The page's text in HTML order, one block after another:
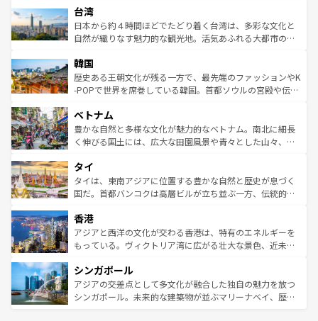
ならではの贅沢な旅のスタイルだ。 なお、新着のアメリカ
情報はコンテンツ一覧を参照してほしい。
れるおもてなしの心で訪れる人々を迎えてくれるハワイの
人々、おいしいローカルフードやハワイアンミュージッ
ク、伝統的なフラダンスなど、すべてがハワイの魅力を彩
ワイを、存分に味わってほしい。 なお、新着のハワイ情報
はコンテンツ一覧を参照してほしい。
リアリーフや大陸中央部にそびえるウルル（エアーズロッ
ク）、タスマニアの美しい原生林やケアンズの熱帯雨林な
ど、見どころがたくさん。また、カフェやワイン、オージ
いる。アクティビティも充実しており、サーフィンやダイ
ビング、ハイキングなど、アウトドア好きにはたまらな
い。オーストラリアの多彩な魅力を存分に味わいつくそ
参照してほしい。
台湾
日本から約４時間ほどでたどり着く台湾は、多彩な文化と
自然が織りなす魅力的な観光地。活気あふれる大都市の台
ン）、静ひつな山岳地帯である台湾東部など、都市の喧騒
と山間の静けさが共存しており、訪れる人に新しい発見と
驚きをもたらしてくれる。また、奥深い台湾の食文化も魅
容にもいいと評判のスイーツなど、バラエティ豊かな料理
が味わえる。 なお、新着の台湾情報は コンテンツ一覧を参
照してほしい。
韓国
歴史ある王朝文化が残る一方で、最先端のファッションやK
-POPで世界を席巻している韓国。首都ソウルの宮殿や伝統
き、地方に足を延ばせば四季折々の自然美を楽しむことが
できる。そして、キムチや焼肉、絶品のストリートフード
まで、さまざまな韓国料理が待っている。夜には、韓国な
リティに包まれながら、韓国の多彩な魅力を心ゆくまで味
わってみてほしい。 なお、新着の韓国情報はコンテンツ一
覧を参照してほしい。
ベトナム
豊かな自然と多様な文化が魅力的なベトナム。南北に細長
く伸びる国土には、広大な田園風景や青々とした山々、世
急速な発展と共に伝統が息づく。ハノイの古い町並みやホ
ーチミン市のフランス統治時代の建物も、独特の雰囲気を
醸し出している。また、バラエティの豊かさとおいしさで
とつ。フォーやバインミー、ベトナムコーヒーなどは、ぜ
ひ現地で味わいたい。どの地域を訪れてもあたたかい人々
が旅行者を迎えてくれるので、きっと忘れられない旅にな
参照してほしい。
タイ
タイは、東南アジアに位置する豊かな自然と歴史が息づく
国だ。首都バンコクは高層ビルが立ち並ぶ一方、伝統的な
の活気が交差している。北部ではチェンマイなどの山岳地
帯で自然と触れ合い、南部ではプーケットやクラビの美し
いビーチでリゾート気分を楽しむことができる。タイ料理
激する。気候は一年中温暖で、どの季節にも異なる楽しみ
が待っている。親しみやすいタイの人々、仏教を中心とし
た文化、そして多様な観光資源が、訪れる旅人を魅了し続
香港
アジアと西洋の文化が交わる香港は、特有のエネルギーを
もっている。ヴィクトリア湾に広がる壮大な景色、近未来
み、どこを訪れても感動するはず。観光スポットが密集し
ており、効率よく見どころを回れるのも魅力。息をのむよ
うな絶景から文化的な体験まで、香港を存分に楽しみ尽く
シンガポール
アジアの交差点として多文化が融合した独自の魅力を放つ
シンガポール。未来的な建築物が並ぶマリーナベイ、歴史